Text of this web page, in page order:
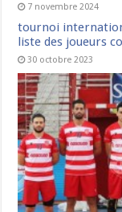
7 novembre 2024
tournoi
liste des joueurs
30 octobre 2023